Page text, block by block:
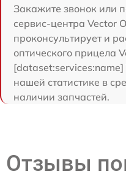
Закажите звонок или
сервис-центра Vector
проконсультирует и
оптического прицела
нашей статистике в
наличии запчастей.
Отзывы